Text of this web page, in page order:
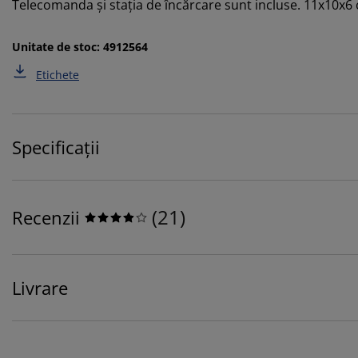
Telecomanda şi staţia de încărcare sunt incluse. 11x10x6
Unitate de stoc: 4912564
Etichete
Specificații
Recenzii (21)
Livrare